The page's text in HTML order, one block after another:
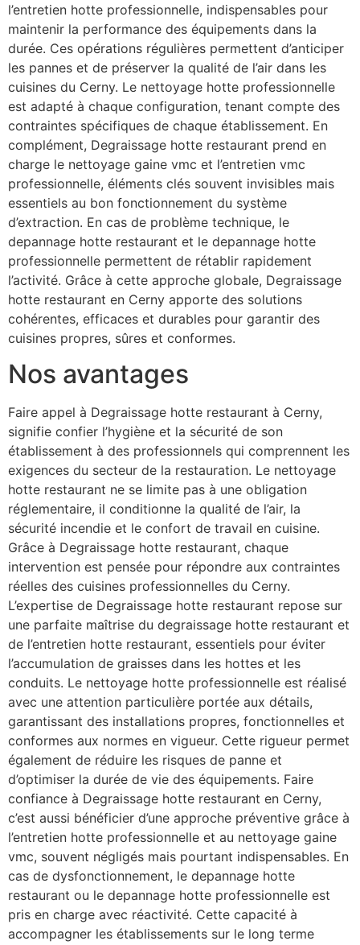
l’entretien hotte professionnelle, indispensables pour
maintenir la performance des équipements dans la
durée. Ces opérations régulières permettent d’anticiper
les pannes et de préserver la qualité de l’air dans les
cuisines du Cerny. Le nettoyage hotte professionnelle
est adapté à chaque configuration, tenant compte des
contraintes spécifiques de chaque établissement. En
complément, Degraissage hotte restaurant prend en
charge le nettoyage gaine vmc et l’entretien vmc
professionnelle, éléments clés souvent invisibles mais
essentiels au bon fonctionnement du système
d’extraction. En cas de problème technique, le
depannage hotte restaurant et le depannage hotte
professionnelle permettent de rétablir rapidement
l’activité. Grâce à cette approche globale, Degraissage
hotte restaurant en Cerny apporte des solutions
cohérentes, efficaces et durables pour garantir des
cuisines propres, sûres et conformes.
Nos avantages
Faire appel à Degraissage hotte restaurant à Cerny,
signifie confier l’hygiène et la sécurité de son
établissement à des professionnels qui comprennent les
exigences du secteur de la restauration. Le nettoyage
hotte restaurant ne se limite pas à une obligation
réglementaire, il conditionne la qualité de l’air, la
sécurité incendie et le confort de travail en cuisine.
Grâce à Degraissage hotte restaurant, chaque
intervention est pensée pour répondre aux contraintes
réelles des cuisines professionnelles du Cerny.
L’expertise de Degraissage hotte restaurant repose sur
une parfaite maîtrise du degraissage hotte restaurant et
de l’entretien hotte restaurant, essentiels pour éviter
l’accumulation de graisses dans les hottes et les
conduits. Le nettoyage hotte professionnelle est réalisé
avec une attention particulière portée aux détails,
garantissant des installations propres, fonctionnelles et
conformes aux normes en vigueur. Cette rigueur permet
également de réduire les risques de panne et
d’optimiser la durée de vie des équipements. Faire
confiance à Degraissage hotte restaurant en Cerny,
c’est aussi bénéficier d’une approche préventive grâce à
l’entretien hotte professionnelle et au nettoyage gaine
vmc, souvent négligés mais pourtant indispensables. En
cas de dysfonctionnement, le depannage hotte
restaurant ou le depannage hotte professionnelle est
pris en charge avec réactivité. Cette capacité à
accompagner les établissements sur le long terme